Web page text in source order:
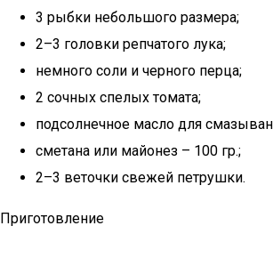
3 рыбки небольшого размера;
2–3 головки репчатого лука;
немного соли и черного перца;
2 сочных спелых томата;
подсолнечное масло для
сметана или майонез – 100 гр.;
2–3 веточки свежей петрушки.
Приготовление